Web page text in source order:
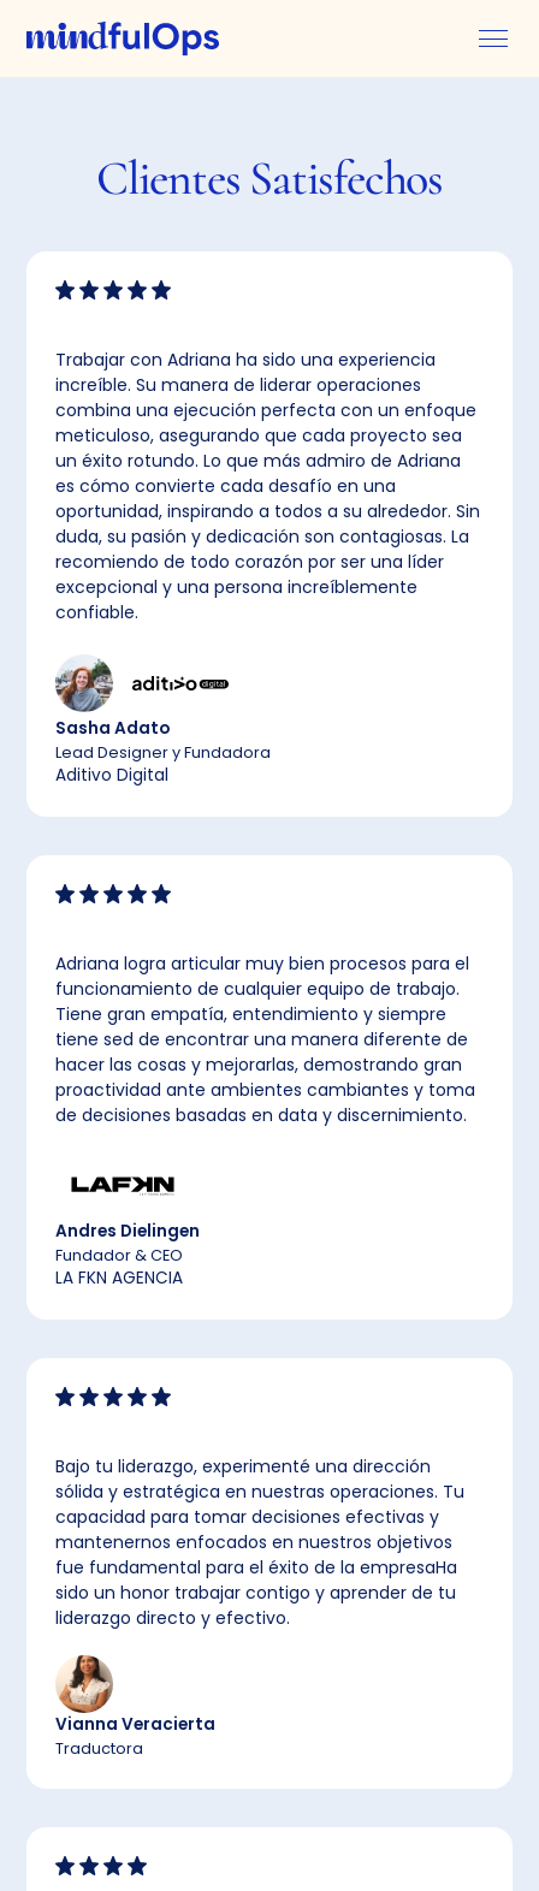
Clientes Satisfechos
Trabajar con Adriana ha sido una experiencia
increíble. Su manera de liderar operaciones
combina una ejecución perfecta con un enfoque
meticuloso, asegurando que cada proyecto sea
un éxito rotundo. Lo que más admiro de Adriana
es cómo convierte cada desafío en una
oportunidad, inspirando a todos a su alrededor. Sin
duda, su pasión y dedicación son contagiosas. La
recomiendo de todo corazón por ser una líder
excepcional y una persona increíblemente
confiable.
Sasha Adato
Lead Designer y Fundadora
Aditivo Digital
Adriana logra articular muy bien procesos para el
funcionamiento de cualquier equipo de trabajo.
Tiene gran empatía, entendimiento y siempre
tiene sed de encontrar una manera diferente de
hacer las cosas y mejorarlas, demostrando gran
proactividad ante ambientes cambiantes y toma
de decisiones basadas en data y discernimiento.
Andres Dielingen
Fundador & CEO
LA FKN AGENCIA
Bajo tu liderazgo, experimenté una dirección
sólida y estratégica en nuestras operaciones. Tu
capacidad para tomar decisiones efectivas y
mantenernos enfocados en nuestros objetivos
fue fundamental para el éxito de la empresaHa
sido un honor trabajar contigo y aprender de tu
liderazgo directo y efectivo.
Vianna Veracierta
Traductora